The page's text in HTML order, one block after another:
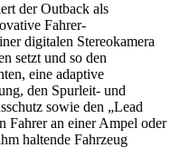
der Outback als
Fahrer-
digitalen Stereokamera
setzt und so den
eine adaptive
den Spurleit- und
sowie den „Lead
Fahrer an einer Ampel oder
haltende Fahrzeug